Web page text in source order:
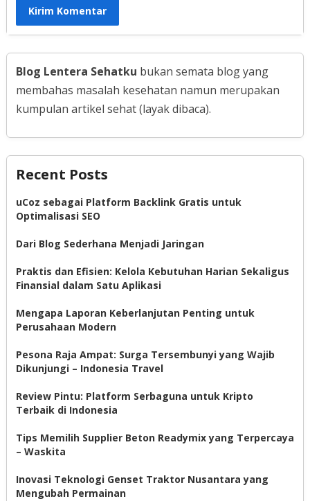
Blog Lentera Sehatku bukan semata blog yang
membahas masalah kesehatan namun merupakan
kumpulan artikel sehat (layak dibaca).
Recent Posts
uCoz sebagai Platform Backlink Gratis untuk
Optimalisasi SEO
Dari Blog Sederhana Menjadi Jaringan
Praktis dan Efisien: Kelola Kebutuhan Harian Sekaligus
Finansial dalam Satu Aplikasi
Mengapa Laporan Keberlanjutan Penting untuk
Perusahaan Modern
Pesona Raja Ampat: Surga Tersembunyi yang Wajib
Dikunjungi – Indonesia Travel
Review Pintu: Platform Serbaguna untuk Kripto
Terbaik di Indonesia
Tips Memilih Supplier Beton Readymix yang Terpercaya
– Waskita
Inovasi Teknologi Genset Traktor Nusantara yang
Mengubah Permainan